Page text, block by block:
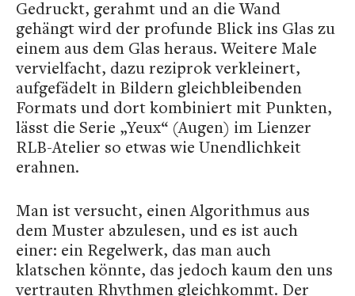
Gedruckt, gerahmt und an die Wand
gehängt wird der profunde Blick ins Glas zu
einem aus dem Glas heraus. Weitere Male
vervielfacht, dazu reziprok verkleinert,
aufgefädelt in Bildern gleichbleibenden
Formats und dort kombiniert mit Punkten,
lässt die Serie „Yeux“ (Augen) im Lienzer
RLB-Atelier so etwas wie Unendlichkeit
erahnen.
Man ist versucht, einen Algorithmus aus
dem Muster abzulesen, und es ist auch
einer: ein Regelwerk, das man auch
klatschen könnte, das jedoch kaum den uns
vertrauten Rhythmen gleichkommt. Der